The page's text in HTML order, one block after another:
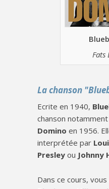
Fats
La chanson
Ecrite en 1940,
chanson
Domino en 1956.
interprétée par
Presley ou Johnny
Dans ce cours,